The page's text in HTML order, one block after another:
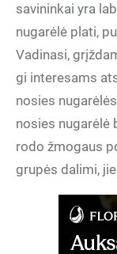
savininkai yra
nugarėlė plati,
Vadinasi,
gi interesams
nosies
nosies nugarėlė
rodo žmogaus
grupės dalimi,